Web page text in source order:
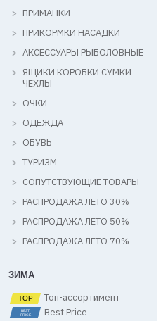
ПРИМАНКИ
ПРИКОРМКИ НАСАДКИ
АКСЕССУАРЫ РЫБОЛОВНЫЕ
ЯЩИКИ КОРОБКИ СУМКИ
ЧЕХЛЫ
ОЧКИ
ОДЕЖДА
ОБУВЬ
ТУРИЗМ
СОПУТСТВУЮЩИЕ ТОВАРЫ
РАСПРОДАЖА ЛЕТО 30%
РАСПРОДАЖА ЛЕТО 50%
РАСПРОДАЖА ЛЕТО 70%
ЗИМА
Топ-ассортимент
Best Price